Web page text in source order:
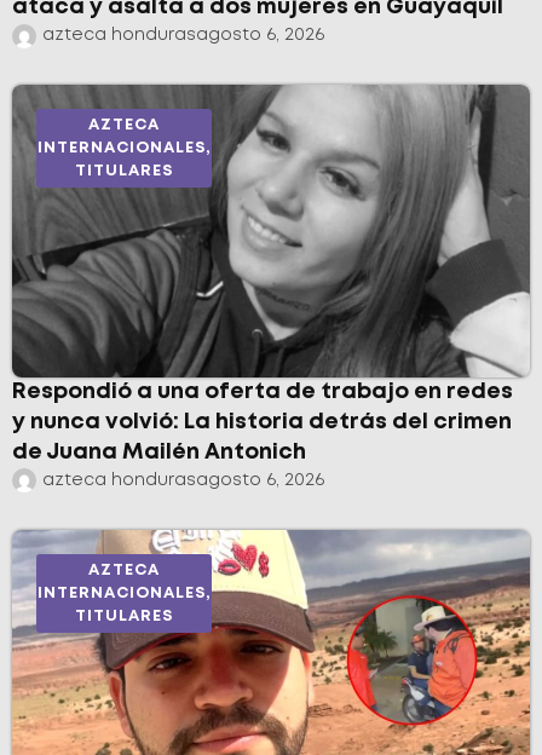
ataca y asalta a dos mujeres en Guayaquil
azteca hondurasagosto 6, 2026
AZTECA
INTERNACIONALES,
TITULARES
Respondió a una oferta de trabajo en redes
y nunca volvió: La historia detrás del crimen
de Juana Mailén Antonich
azteca hondurasagosto 6, 2026
AZTECA
INTERNACIONALES,
TITULARES